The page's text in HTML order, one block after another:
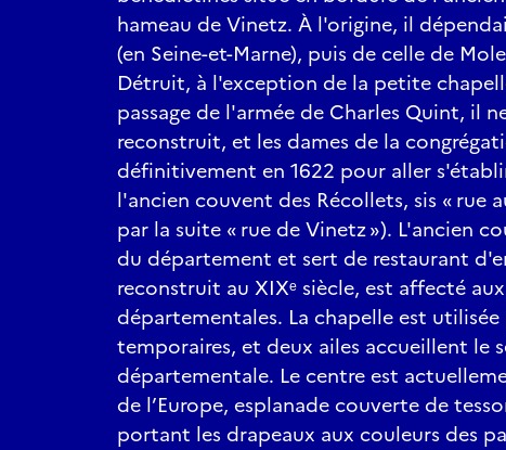
hameau de Vinetz. À l'origine, il
(en Seine-et-Marne), puis de celle de
Détruit, à l'exception de la petite
passage de l'armée de Charles Quint, il
reconstruit, et les dames de la
définitivement en 1622 pour aller
l'ancien couvent des Récollets, sis « rue
par la suite « rue de Vinetz »). L'ancien
du département et sert de restaurant
reconstruit au XIXᵉ siècle, est affecté
départementales. La chapelle est
temporaires, et deux ailes accueillent le
départementale. Le centre est
de l’Europe, esplanade couverte de
portant les drapeaux aux couleurs des